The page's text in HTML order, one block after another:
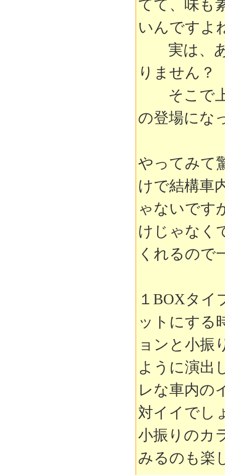
てて、味も
いんですよ
実は、あ
りません？
そこで上
の登場にな
やってみて
けで結構車
ゃないで
けじゃなく
くれるので
１BOXタイ
ットにする
ョンと小振
ように演出
レな車内の
対イイでし
小振りのカ
みるのも楽